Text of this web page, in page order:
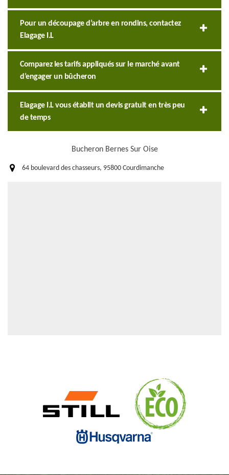
Pour un découpage d’arbre en rondins, contactez
Elagage I.L
Comparez les tarifs appliqués sur le marché avant
d’engager un bûcheron
Elagage I.L vous établit un devis gratuit en très peu
de temps
Bucheron Bernes Sur Oise
64 boulevard des chasseurs, 95800 Courdimanche